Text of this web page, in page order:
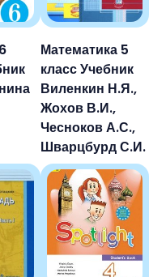
Математика 5
класс Учебник
Виленкин Н.Я.,
Жохов В.И.,
Чесноков А.С.,
Шварцбурд С.И.